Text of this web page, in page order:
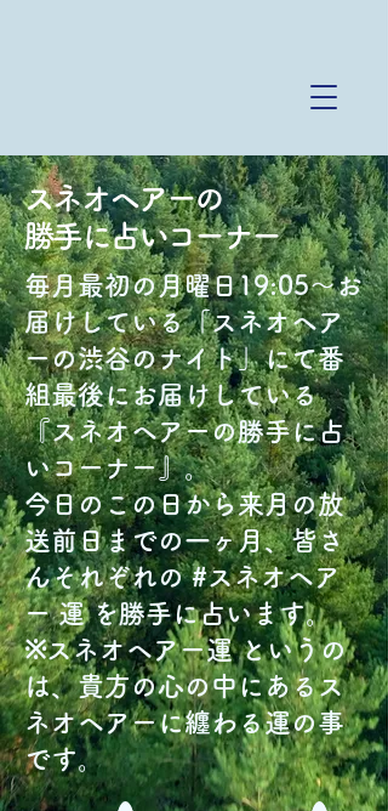
スネオヘアーの
勝手に占いコーナー
毎月最初の月曜日19:05〜お
届けしている「スネオヘア
ーの渋谷のナイト」にて番
組最後にお届けしている
『スネオヘアーの勝手に占
いコーナー』。
今日のこの日から来月の放
送前日までの一ヶ月、皆さ
んそれぞれの #スネオヘア
ー 運 を勝手に占います。
※スネオヘアー運 というの
は、貴方の心の中にあるス
ネオヘアーに纏わる運の事
です。